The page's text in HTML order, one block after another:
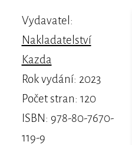
Vydavatel:
Nakladatelství
Kazda
Rok vydání: 2023
Počet stran: 120
ISBN: 978-80-7670-
119-9